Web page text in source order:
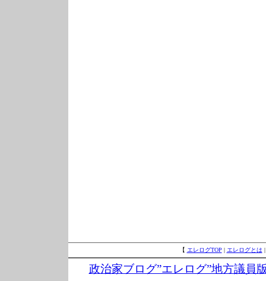
【 エレログTOP | エレログとは
政治家ブログ”エレログ”地方議員